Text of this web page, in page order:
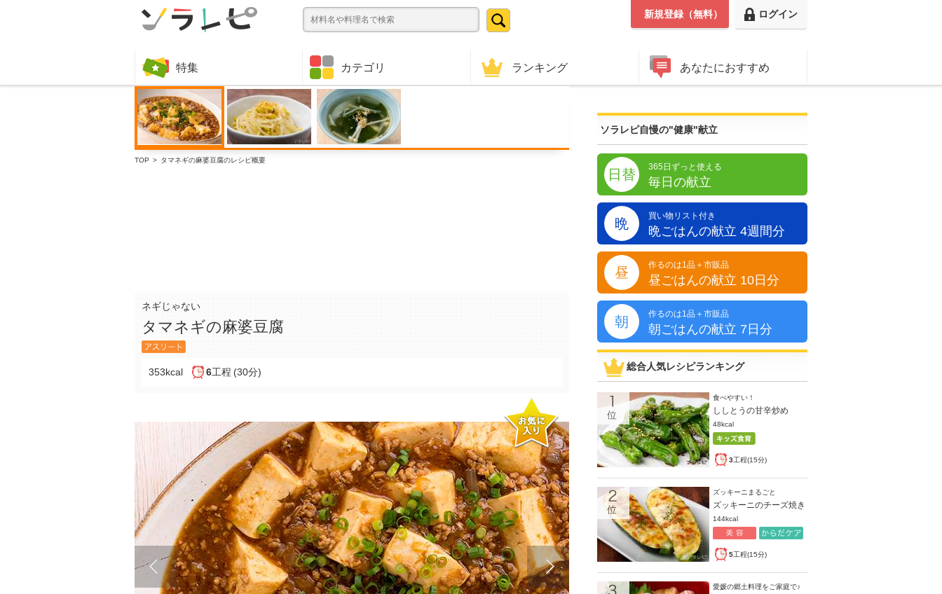
ログイン
新規登録（無料）
特集 カテゴリ ランキング あなたにおすすめ
TOP タマネギの麻婆豆腐のレシピ概要
ネギじゃない
タマネギの麻婆豆腐
353kcal 6工程 (30分)
ソラレピ自慢の"健康"献立
日替 365日ずっと使える
毎日の献立
晩 買い物リスト付き
晩ごはんの献立 4週間分
昼 作るのは1品＋市販品
昼ごはんの献立 10日分
朝 作るのは1品＋市販品
朝ごはんの献立 7日分
総合人気レシピランキング
食べやすい！
ししとうの甘辛炒め
48kcal
3工程(15分)
ズッキーニまるごと
ズッキーニのチーズ焼き
144kcal
5工程(15分)
愛媛の郷土料理をご家庭で♪